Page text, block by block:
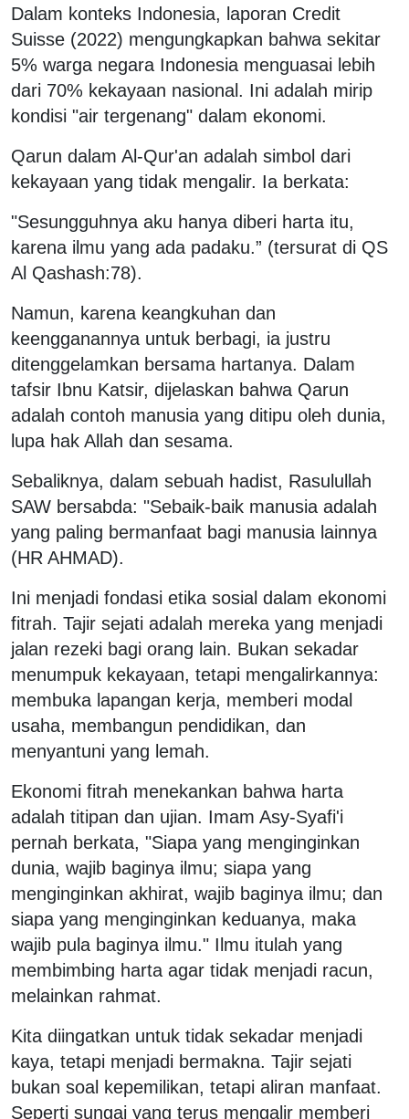
Dalam konteks Indonesia, laporan Credit
Suisse (2022) mengungkapkan bahwa sekitar
5% warga negara Indonesia menguasai lebih
dari 70% kekayaan nasional. Ini adalah mirip
kondisi "air tergenang" dalam ekonomi.
Qarun dalam Al-Qur'an adalah simbol dari
kekayaan yang tidak mengalir. Ia berkata:
"Sesungguhnya aku hanya diberi harta itu,
karena ilmu yang ada padaku.” (tersurat di QS
Al Qashash:78).
Namun, karena keangkuhan dan
keengganannya untuk berbagi, ia justru
ditenggelamkan bersama hartanya. Dalam
tafsir Ibnu Katsir, dijelaskan bahwa Qarun
adalah contoh manusia yang ditipu oleh dunia,
lupa hak Allah dan sesama.
Sebaliknya, dalam sebuah hadist, Rasulullah
SAW bersabda: "Sebaik-baik manusia adalah
yang paling bermanfaat bagi manusia lainnya
(HR AHMAD).
Ini menjadi fondasi etika sosial dalam ekonomi
fitrah. Tajir sejati adalah mereka yang menjadi
jalan rezeki bagi orang lain. Bukan sekadar
menumpuk kekayaan, tetapi mengalirkannya:
membuka lapangan kerja, memberi modal
usaha, membangun pendidikan, dan
menyantuni yang lemah.
Ekonomi fitrah menekankan bahwa harta
adalah titipan dan ujian. Imam Asy-Syafi'i
pernah berkata, "Siapa yang menginginkan
dunia, wajib baginya ilmu; siapa yang
menginginkan akhirat, wajib baginya ilmu; dan
siapa yang menginginkan keduanya, maka
wajib pula baginya ilmu." Ilmu itulah yang
membimbing harta agar tidak menjadi racun,
melainkan rahmat.
Kita diingatkan untuk tidak sekadar menjadi
kaya, tetapi menjadi bermakna. Tajir sejati
bukan soal kepemilikan, tetapi aliran manfaat.
Seperti sungai yang terus mengalir memberi